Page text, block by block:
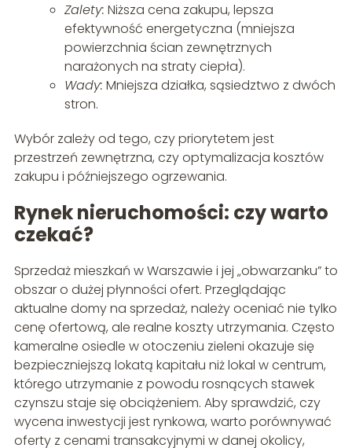
Zalety: Niższa cena zakupu, lepsza
efektywność energetyczna (mniejsza
powierzchnia ścian zewnętrznych
narażonych na straty ciepła).
Wady: Mniejsza działka, sąsiedztwo z dwóch
stron.
Wybór zależy od tego, czy priorytetem jest
przestrzeń zewnętrzna, czy optymalizacja kosztów
zakupu i późniejszego ogrzewania.
Rynek nieruchomości: czy warto
czekać?
Sprzedaż mieszkań w Warszawie i jej „obwarzanku” to
obszar o dużej płynności ofert. Przeglądając
aktualne domy na sprzedaż, należy oceniać nie tylko
cenę ofertową, ale realne koszty utrzymania. Często
kameralne osiedle w otoczeniu zieleni okazuje się
bezpieczniejszą lokatą kapitału niż lokal w centrum,
którego utrzymanie z powodu rosnących stawek
czynszu staje się obciążeniem. Aby sprawdzić, czy
wycena inwestycji jest rynkowa, warto porównywać
oferty z cenami transakcyjnymi w danej okolicy,